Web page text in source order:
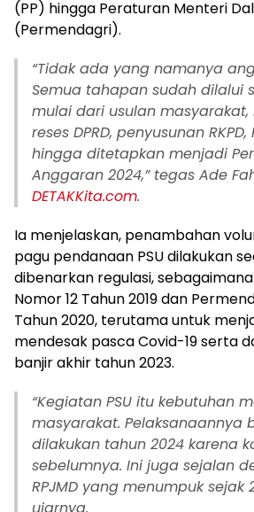
(PP) hingga Peraturan Menteri
(Permendagri).
“Tidak ada yang namanya
Semua tahapan sudah dilalui
mulai dari usulan masyarakat,
reses DPRD, penyusunan RKPD,
hingga ditetapkan menjadi
Anggaran 2024,” tegas Ade
DETAKKita.com.
Ia menjelaskan, penambahan
pagu pendanaan PSU dilakukan
dibenarkan regulasi,
Nomor 12 Tahun 2019 dan
Tahun 2020, terutama untuk
mendesak pasca Covid-19 serta
banjir akhir tahun 2023.
“Kegiatan PSU itu kebutuhan
masyarakat. Pelaksanaannya
dilakukan tahun 2024 karena
sebelumnya. Ini juga sejalan
RPJMD yang menumpuk sejak
ujarnya.